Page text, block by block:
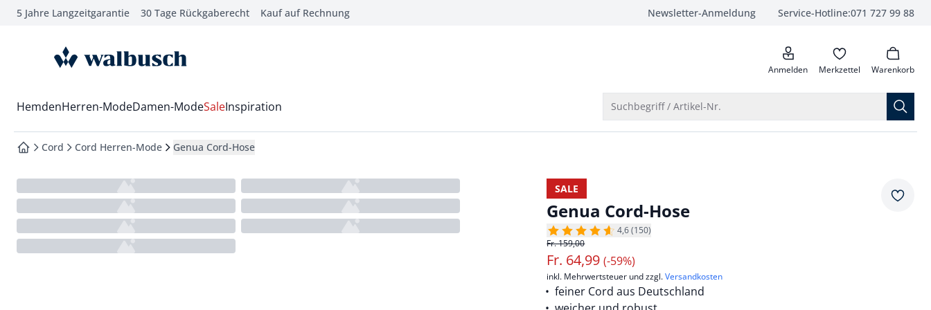
springen
springen
springen
5 Jahre Langzeitgarantie 30 Tage Rückgaberecht Kauf auf Rechnung Newsletter-Anmeldung Service-Hotline:071 727 99 88
anrufen
zur Startseite Anmelden Merkzettel Warenkorb
Wechsel in das Menü mit Pfeil-Runter Taste
HemdenHerren-ModeDamen-ModeSaleInspiration Suchbegriff / Artikel-Nr.
zur Startseite
Cord Cord Herren-Mode Genua Cord-Hose
SALE
Genua Cord-Hose
4,6 (150)
Fr. 159,00
Fr. 64,99(-59%)
inkl. Mehrwertsteuer und zzgl.Versandkosten
feiner Cord aus Deutschland